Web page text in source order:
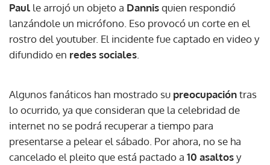
Paul le arrojó un objeto a Dannisquien respondió
lanzándole un micrófono. Eso provocó un corte en el
rostro del youtuber. El incidente fue captado en video y
difundido en redes sociales
Algunos fanáticos han mostrado su preocupacióntras
lo ocurrido, ya que consideran que la celebridad de
internet no se podrá recuperar a tiempo para
presentarse a pelear el sábado. Por ahora, no se ha
cancelado el pleito que está pactado a 10 asaltosy